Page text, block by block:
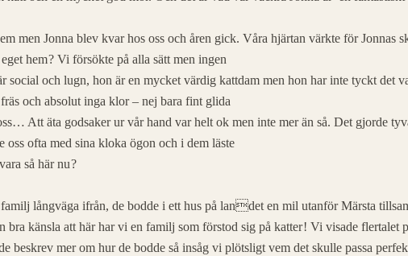
men Jonna blev kvar hos oss och åren gick. Våra hjärtan värkte för Jonnas
hem ? Vi försökte på alla sätt men ingen
social och lugn, hon är en mycket värdig kattdam men hon har inte tyckt det
och absolut inga klor – nej bara fint glida
Att äta godsaker ur vår hand var helt ok men inte mer än så. Det gjorde
oss ofta med sina kloka ögon och i dem läste
så här nu ?
långväga ifrån, de bodde i ett hus på landet en mil utanför Märsta
bra känsla att här har vi en familj som förstod sig på katter ! Vi visade flertalet
beskrev mer om hur de bodde så insåg vi plötsligt vem det skulle passa